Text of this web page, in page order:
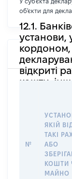
об'єкти для
12.1.
установи,
кордоном,
відкриті
кошти,
№
ЯКІЙ
ТАКІ
АБО
КОШТИ
МАЙНО